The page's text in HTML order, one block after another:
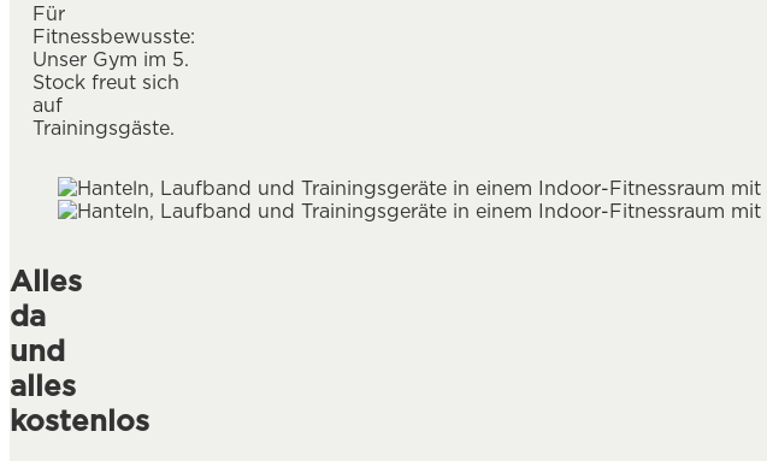
Für
Fitnessbewusste:
Unser Gym im 5.
Stock freut sich
auf
Trainingsgäste.
Alles
da
und
alles
kostenlos